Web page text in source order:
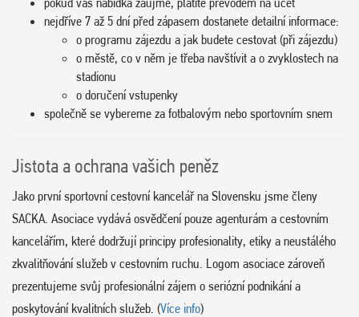
nejdříve 7 až 5 dní před zápasem dostanete detailní informace:
o programu zájezdu a jak budete cestovat (při zájezdu)
o městě, co v něm je třeba navštívit a o zvyklostech na
stadionu
o doručení vstupenky
společně se vybereme za fotbalovým nebo sportovním snem
Jistota a ochrana vašich peněz
Jako první sportovní cestovní kancelář na Slovensku jsme členy
SACKA. Asociace vydává osvědčení pouze agenturám a cestovním
kancelářím, které dodržují principy profesionality, etiky a neustálého
zkvalitňování služeb v cestovním ruchu. Logom asociace zároveň
prezentujeme svůj profesionální zájem o seriózní podnikání a
poskytování kvalitních služeb. (Více info)